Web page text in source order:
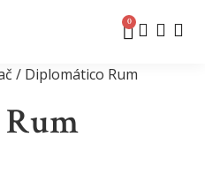
0
/ Diplomático Rum